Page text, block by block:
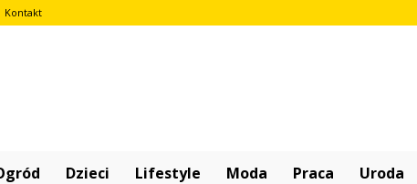
Kontakt
Dzieci Lifestyle Moda Praca Uroda